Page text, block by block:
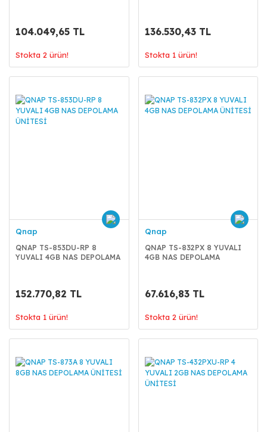
104.049,65 TL
Stokta 2 ürün!
136.530,43 TL
Stokta 1 ürün!
Qnap
QNAP TS-853DU-RP 8
YUVALI 4GB NAS DEPOLAMA
152.770,82 TL
Stokta 1 ürün!
Qnap
QNAP TS-832PX 8 YUVALI
4GB NAS DEPOLAMA
67.616,83 TL
Stokta 2 ürün!